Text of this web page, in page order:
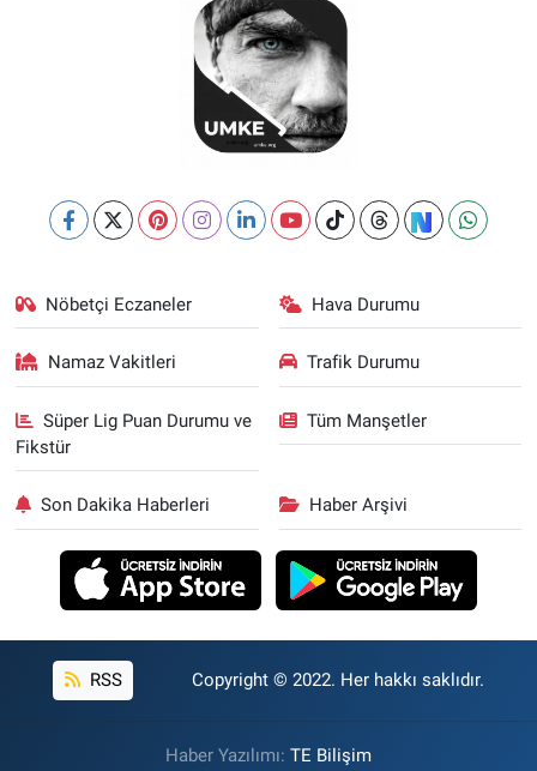
Nöbetçi Eczaneler Hava Durumu
Namaz Vakitleri Trafik Durumu
Süper Lig Puan Durumu ve
Fikstür
Tüm Manşetler
Son Dakika Haberleri Haber Arşivi
RSS Copyright © 2022. Her hakkı saklıdır.
Haber Yazılımı: TE Bilişim